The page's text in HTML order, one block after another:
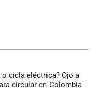
o cicla eléctrica? Ojo a
circular en Colombia